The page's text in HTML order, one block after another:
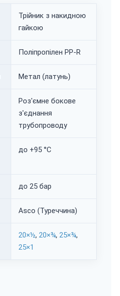
Трійник з накидною
гайкою
Поліпропілен PP-R
Метал (латунь)
Роз'ємне бокове
з'єднання
трубопроводу
до +95 °C
до 25 бар
Asco (Туреччина)
20×½, 20×¾, 25×¾,
25×1